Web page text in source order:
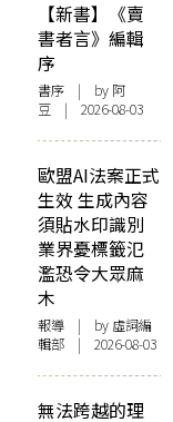
【新書】《賣
書者言》編輯
序
書序 | by 阿
豆 | 2026-08-03
歐盟AI法案正式
生效 生成內容
須貼水印識別
業界憂標籤氾
濫恐令大眾麻
木
報導 | by 虛詞編
輯部 | 2026-08-03
無法跨越的理